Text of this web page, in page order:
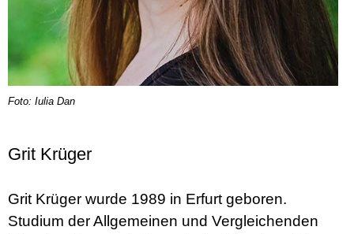
Foto: Iulia Dan
Grit Krüger
Grit Krüger wurde 1989 in Erfurt geboren.
Studium der Allgemeinen und Vergleichenden